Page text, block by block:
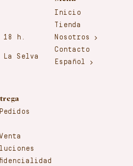
Inicio
Tienda
Nosotros
Contacto
Español
h.
Selva